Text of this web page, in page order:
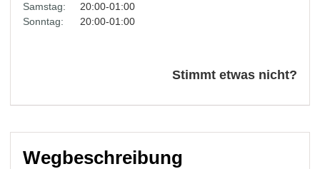
Samstag:
20:00-01:00
Sonntag:
20:00-01:00
Stimmt etwas nicht?
Wegbeschreibung